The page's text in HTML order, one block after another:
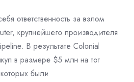
ответственность за взлом
крупнейшего производителя
В результате Colonial
в размере $5 млн на тот
были